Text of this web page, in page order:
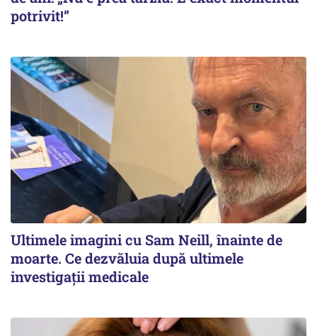
potrivit!”
Ultimele imagini cu Sam Neill, înainte de
moarte. Ce dezvăluia după ultimele
investigații medicale